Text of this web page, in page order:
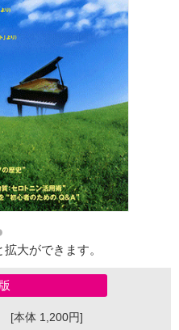
大ができます。
[本体 1,200円]